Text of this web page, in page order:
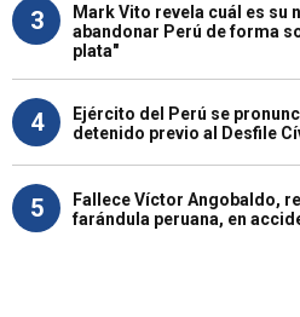
3
Mark Vito revela cuál es su
abandonar Perú de forma
plata"
4
Ejército del Perú se
detenido previo al Desfile
5
Fallece Víctor Angobaldo,
farándula peruana, en